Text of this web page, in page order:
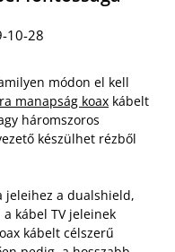
10-28
módon el kell
manapság koax kábelt
háromszoros
készülhet rézből
jeleihez a dualshield,
kábel TV jeleinek
kábelt célszerű